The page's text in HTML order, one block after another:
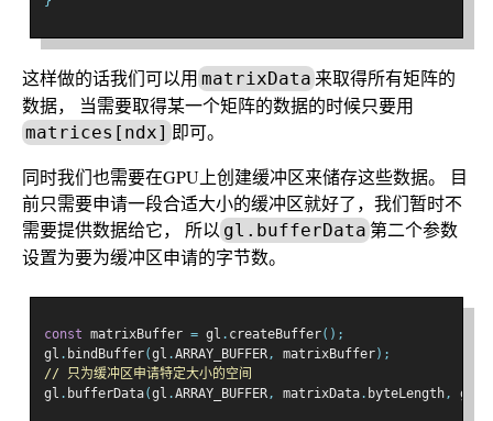
这样做的话我们可以用 matrixData 来取得所有矩阵的
数据， 当需要取得某一个矩阵的数据的时候只要用
matrices[ndx] 即可。
同时我们也需要在GPU上创建缓冲区来储存这些数据。 目
前只需要申请一段合适大小的缓冲区就好了，我们暂时不
需要提供数据给它， 所以 gl.bufferData 第二个参数
设置为要为缓冲区申请的字节数。
const matrixBuffer = gl . createBuffer();
gl . bindBuffer(gl .ARRAY_BUFFER, matrixBuffer);
// 只为缓冲区申请特定大小的空间
gl . bufferData(gl .ARRAY_BUFFER, matrixData. byteLength, gl